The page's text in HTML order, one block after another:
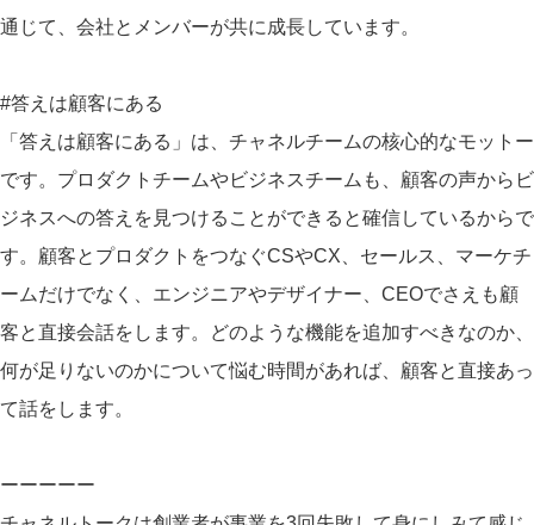
通じて、会社とメンバーが共に成長しています。
#答えは顧客にある
「答えは顧客にある」は、チャネルチームの核心的なモットー
です。プロダクトチームやビジネスチームも、顧客の声からビ
ジネスへの答えを見つけることができると確信しているからで
す。顧客とプロダクトをつなぐCSやCX、セールス、マーケチ
ームだけでなく、エンジニアやデザイナー、CEOでさえも顧
客と直接会話をします。どのような機能を追加すべきなのか、
何が足りないのかについて悩む時間があれば、顧客と直接あっ
て話をします。
ーーーーー